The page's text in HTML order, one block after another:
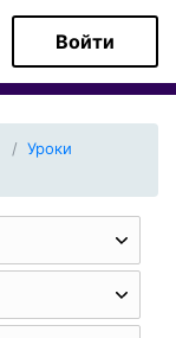
Войти
Уроки